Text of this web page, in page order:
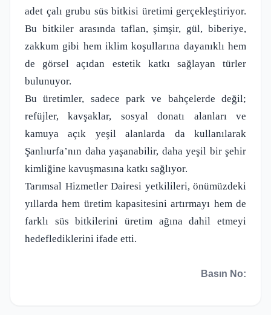
adet çalı grubu süs bitkisi üretimi gerçekleştiriyor.
Bu bitkiler arasında taflan, şimşir, gül, biberiye,
zakkum gibi hem iklim koşullarına dayanıklı hem
de görsel açıdan estetik katkı sağlayan türler
bulunuyor.
Bu üretimler, sadece park ve bahçelerde değil;
refüjler, kavşaklar, sosyal donatı alanları ve
kamuya açık yeşil alanlarda da kullanılarak
Şanlıurfa’nın daha yaşanabilir, daha yeşil bir şehir
kimliğine kavuşmasına katkı sağlıyor.
Tarımsal Hizmetler Dairesi yetkilileri, önümüzdeki
yıllarda hem üretim kapasitesini artırmayı hem de
farklı süs bitkilerini üretim ağına dahil etmeyi
hedeflediklerini ifade etti.
Basın No: